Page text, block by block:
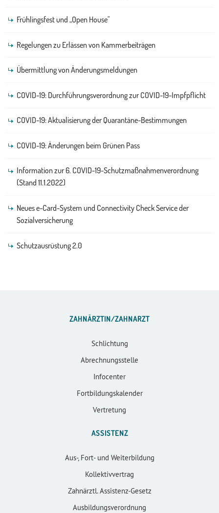
Frühlingsfest und „Open House"
Regelungen zu Erlässen von Kammerbeiträgen
Übermittlung von Änderungsmeldungen
COVID-19: Durchführungsverordnung zur COVID-19-Impfpflicht
COVID-19: Aktualisierung der Quarantäne-Bestimmungen
COVID-19: Änderungen beim Grünen Pass
Information zur 6. COVID-19-Schutzmaßnahmenverordnung
(Stand 11.1.2022)
Neues e-Card-System und Connectivity Check Service der
Sozialversicherung
Schutzausrüstung 2.0
ZAHNÄRZTIN/ZAHNARZT
Schlichtung
Abrechnungsstelle
Infocenter
Fortbildungskalender
Vertretung
ASSISTENZ
Aus-, Fort- und Weiterbildung
Kollektivvertrag
Zahnärztl. Assistenz-Gesetz
Ausbildungsverordnung